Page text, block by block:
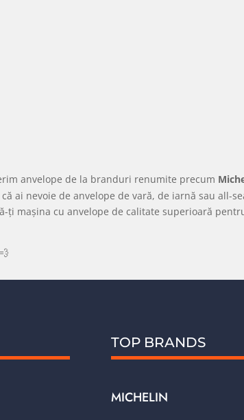
anvelope de la branduri renumite precum
ai nevoie de anvelope de vară, de iarnă sau all-
ți mașina cu anvelope de calitate superioară
TOP BRANDS
MICHELIN